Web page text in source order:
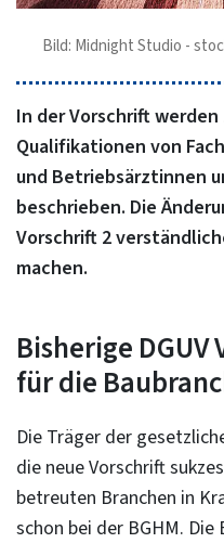
Bild: Midnight Studio -
In der Vorschrift werden
Qualifikationen von
und Betriebsärztinnen
beschrieben. Die
Vorschrift 2
machen.
Bisherige
für die
Die Träger der
die neue Vorschrift
betreuten Branchen in
schon bei der BGHM. Die